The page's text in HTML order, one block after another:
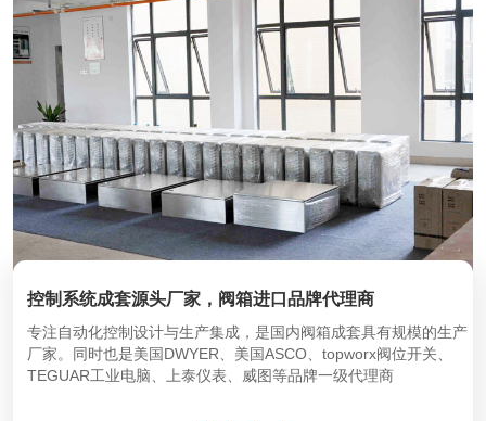
控制系统成套源头厂家，阀箱进口品牌代理商
专注自动化控制设计与生产集成，是国内阀箱成套具有规模的生产
厂家。同时也是美国DWYER、美国ASCO、topworx阀位开关、
TEGUAR工业电脑、上泰仪表、威图等品牌一级代理商